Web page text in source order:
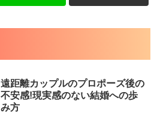
遠距離カップルのプロポーズ後の
不安感!現実感のない結婚への歩
み方